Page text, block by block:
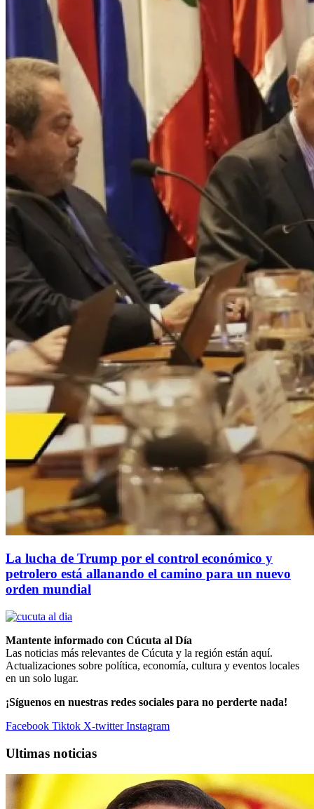
La lucha de Trump por el control económico y
petrolero está allanando el camino para un nuevo
orden mundial
Mantente informado con Cúcuta al Día
Las noticias más relevantes de Cúcuta y la región están aquí.
Actualizaciones sobre política, economía, cultura y eventos locales
en un solo lugar.
¡Síguenos en nuestras redes sociales para no perderte nada!
Facebook Tiktok X-twitter Instagram
Ultimas noticias